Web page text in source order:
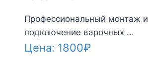
Профессиональный монтаж и
подключение варочных ...
Цена: 1800₽